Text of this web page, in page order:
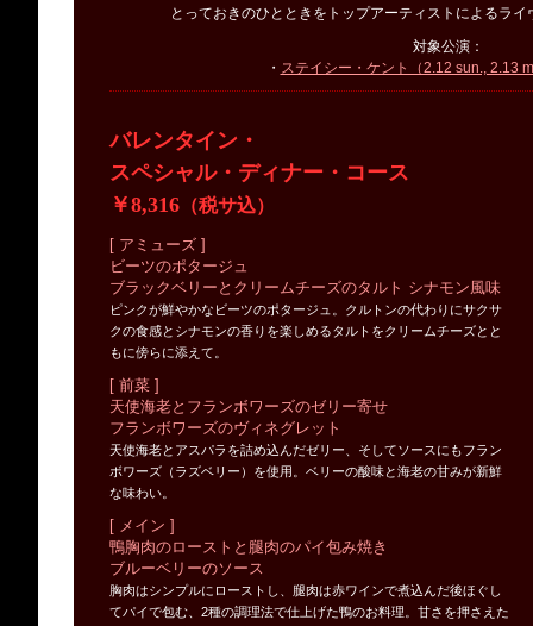
とっておきのひとときをトップアーティストによるラ
対象公演：
・ ステイシー・ケント（2.12 sun., 2.13
バレンタイン・
スペシャル・ディナー・コース
￥8,316 （税サ込）
[ アミューズ ]
ビーツのポタージュ
ブラックベリーとクリームチーズのタルト シナモン風味
ピンクが鮮やかなビーツのポタージュ。クルトンの代わりにサクサ
クの食感とシナモンの香りを楽しめるタルトをクリームチーズとと
もに傍らに添えて。
[ 前菜 ]
天使海老とフランボワーズのゼリー寄せ
フランボワーズのヴィネグレット
天使海老とアスパラを詰め込んだゼリー、そしてソースにもフラン
ボワーズ（ラズベリー）を使用。ベリーの酸味と海老の甘みが新鮮
な味わい。
[ メイン ]
鴨胸肉のローストと腿肉のパイ包み焼き
ブルーベリーのソース
胸肉はシンプルにローストし、腿肉は赤ワインで煮込んだ後ほぐし
てパイで包む、2種の調理法で仕上げた鴨のお料理。甘さを押さえた